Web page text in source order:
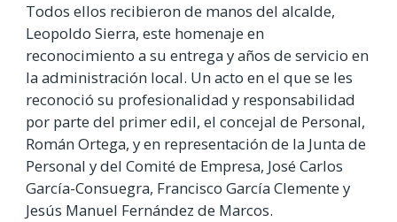
Todos ellos recibieron de manos del alcalde,
Leopoldo Sierra, este homenaje en
reconocimiento a su entrega y años de servicio en
la administración local. Un acto en el que se les
reconoció su profesionalidad y responsabilidad
por parte del primer edil, el concejal de Personal,
Román Ortega, y en representación de la Junta de
Personal y del Comité de Empresa, José Carlos
García-Consuegra, Francisco García Clemente y
Jesús Manuel Fernández de Marcos.